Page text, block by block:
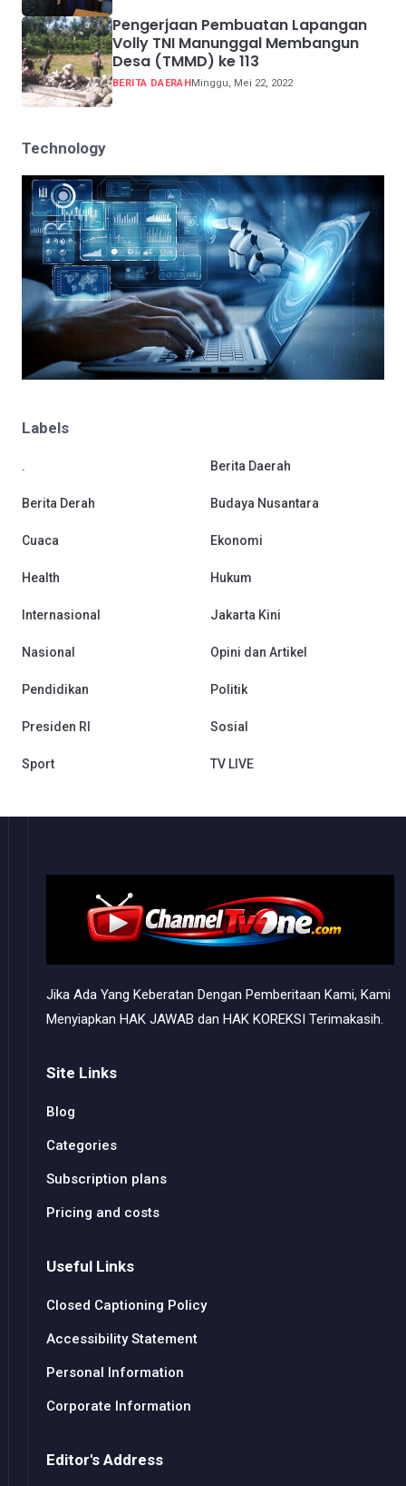
Pengerjaan Pembuatan Lapangan
Volly TNI Manunggal Membangun
Desa (TMMD) ke 113
BERITA DAERAHMinggu, Mei 22, 2022
Technology
Labels
. Berita Daerah
Berita Derah Budaya Nusantara
Cuaca Ekonomi
Health Hukum
Internasional Jakarta Kini
Nasional Opini dan Artikel
Pendidikan Politik
Presiden RI Sosial
Sport TV LIVE
Jika Ada Yang Keberatan Dengan Pemberitaan Kami, Kami
Menyiapkan HAK JAWAB dan HAK KOREKSI Terimakasih.
Site Links
Blog
Categories
Subscription plans
Pricing and costs
Useful Links
Closed Captioning Policy
Accessibility Statement
Personal Information
Corporate Information
Editor's Address